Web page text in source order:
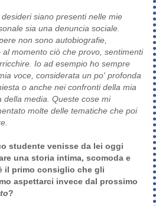
siano presenti nelle mie
sia una denuncia sociale.
non sono autobiografie,
momento ciò che provo, sentimenti
Io ad esempio ho sempre
voce, considerata un po' profonda
o anche nei confronti della mia
della media. Queste cose mi
molte delle tematiche che poi
studente venisse da lei oggi
una storia intima, scomoda e
il primo consiglio che gli
aspettarci invece dal prossimo
?